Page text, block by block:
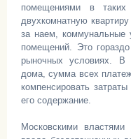
помещениями в
двухкомнатную
за наем, коммунальные
помещений. Это
рыночных условиях. В
дома, сумма всех
компенсировать
его содержание.
Московскими